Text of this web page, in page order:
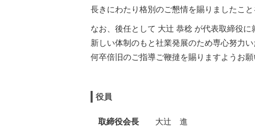
長きにわたり格別のご懇情を賜りましたこと
なお、後任として 大辻󠄀󠄀 恭稔 が代表取締役に
新しい体制のもと社業発展のため専心努力い
何卒倍旧のご指導ご鞭撻を賜りますようお願
役員
取締役会長 大辻󠄀󠄀 進